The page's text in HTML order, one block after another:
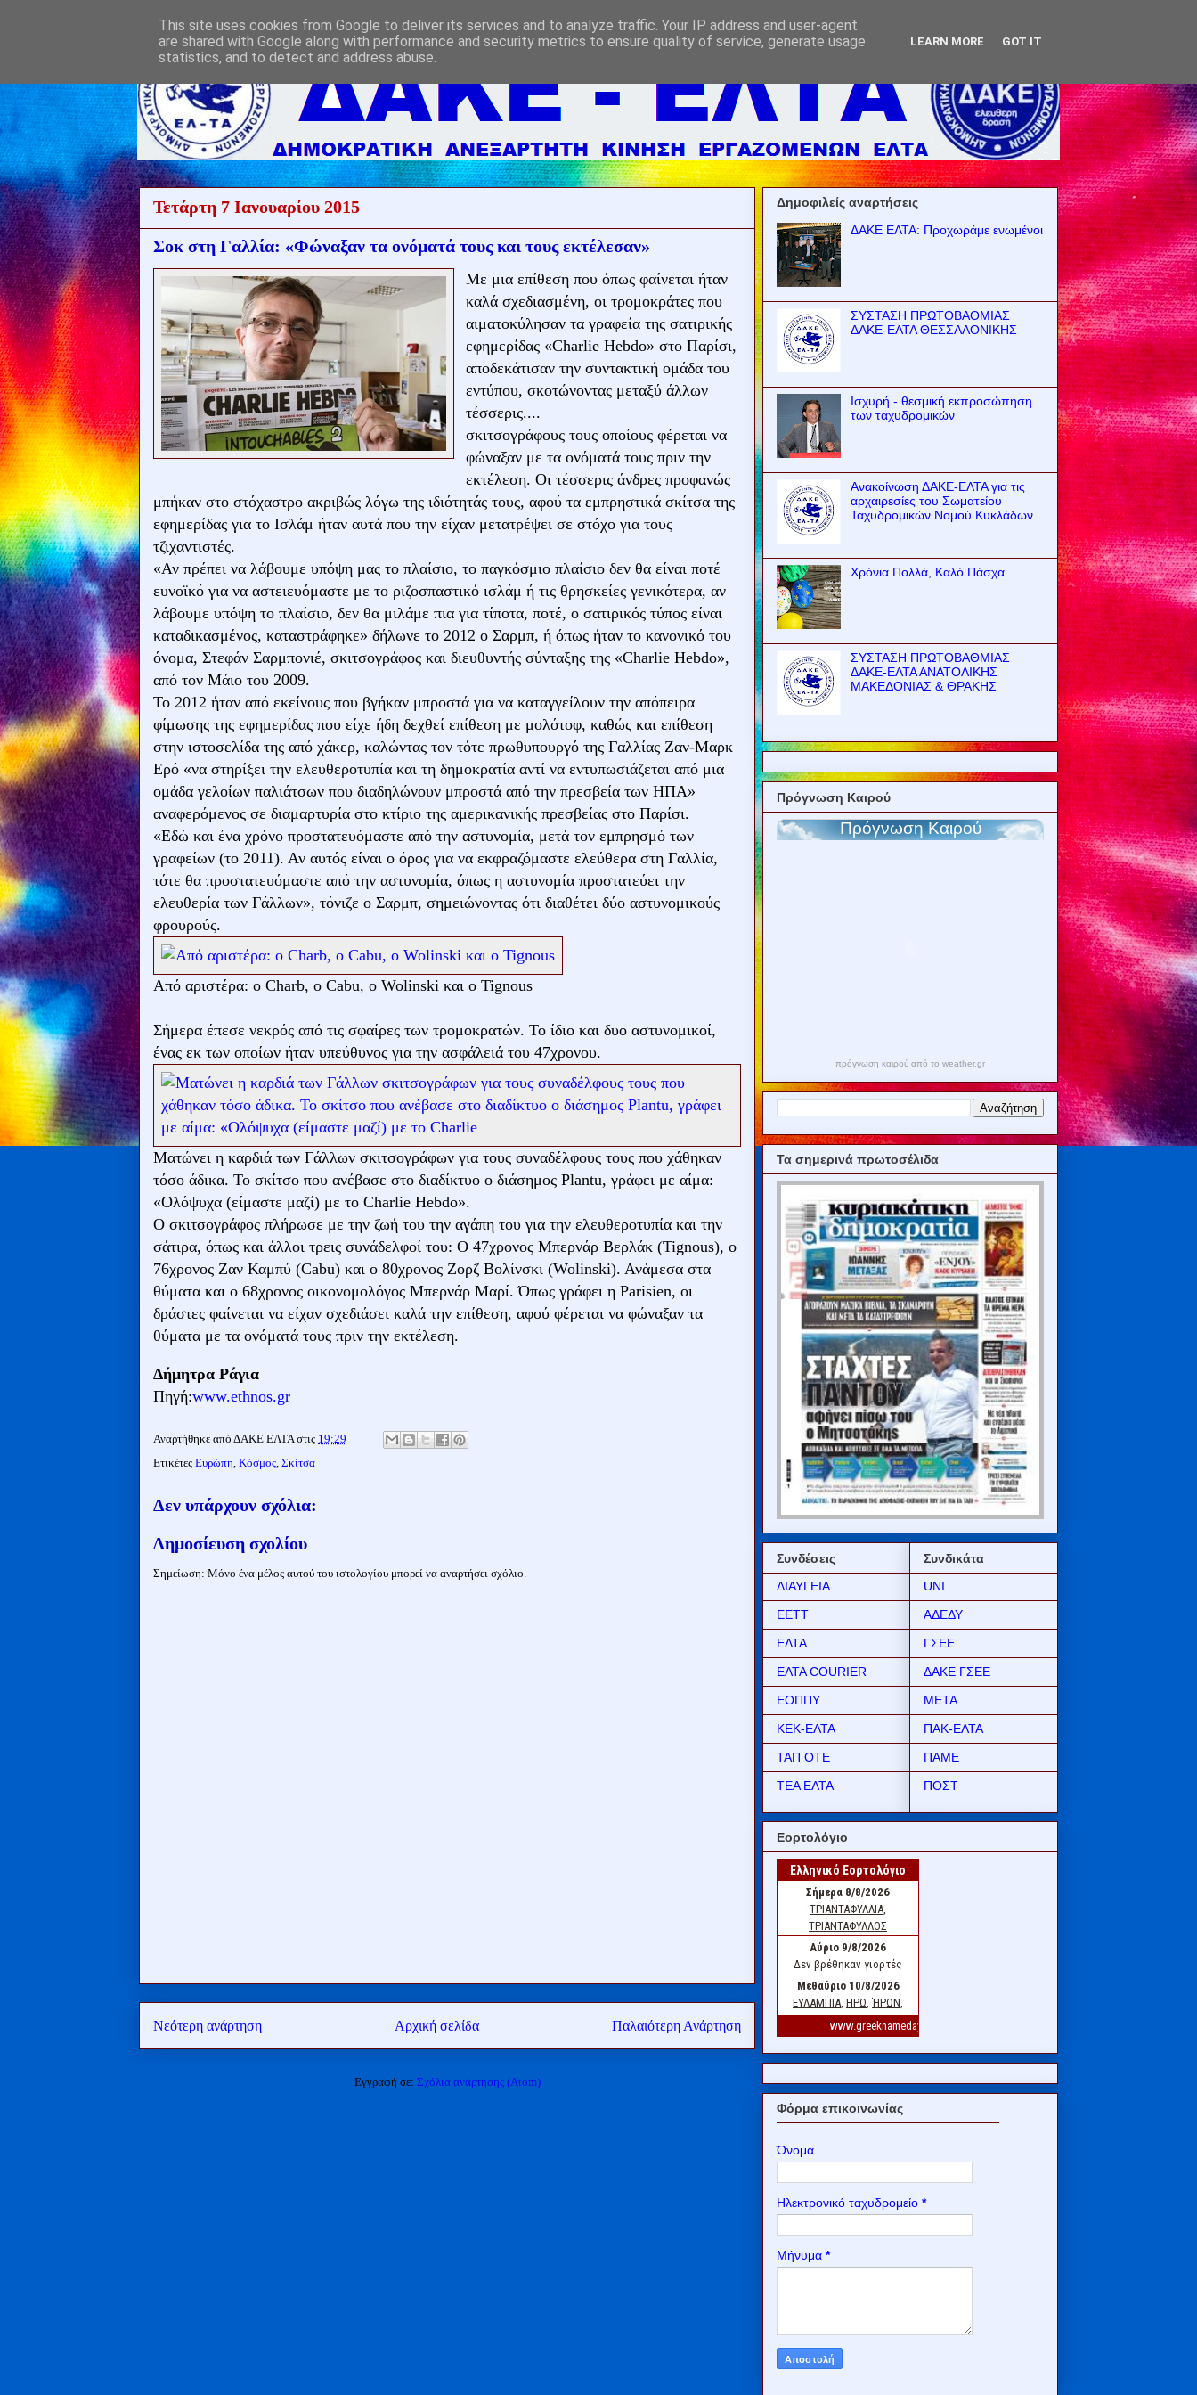
Τετάρτη 7 Ιανουαρίου 2015
Σοκ στη Γαλλία: «Φώναξαν τα ονόματά τους και τους εκτέλεσαν»
Με μια επίθεση που όπως φαίνεται ήταν
καλά σχεδιασμένη, οι τρομοκράτες που
αιματοκύλησαν τα γραφεία της σατιρικής
εφημερίδας «Charlie Hebdo» στο Παρίσι,
αποδεκάτισαν την συντακτική ομάδα του
εντύπου, σκοτώνοντας μεταξύ άλλων
τέσσερις....
σκιτσογράφους τους οποίους φέρεται να
φώναξαν με τα ονόματά τους πριν την
εκτέλεση. Οι τέσσερις άνδρες προφανώς
μπήκαν στο στόχαστρο ακριβώς λόγω της ιδιότητάς τους, αφού τα εμπρηστικά σκίτσα της
εφημερίδας για το Ισλάμ ήταν αυτά που την είχαν μετατρέψει σε στόχο για τους
τζιχαντιστές.
«Αν πρέπει να λάβουμε υπόψη μας το πλαίσιο, το παγκόσμιο πλαίσιο δεν θα είναι ποτέ
ευνοϊκό για να αστειευόμαστε με το ριζοσπαστικό ισλάμ ή τις θρησκείες γενικότερα, αν
λάβουμε υπόψη το πλαίσιο, δεν θα μιλάμε πια για τίποτα, ποτέ, ο σατιρικός τύπος είναι
καταδικασμένος, καταστράφηκε» δήλωνε το 2012 ο Σαρμπ, ή όπως ήταν το κανονικό του
όνομα, Στεφάν Σαρμπονιέ, σκιτσογράφος και διευθυντής σύνταξης της «Charlie Hebdo»,
από τον Μάιο του 2009.
Το 2012 ήταν από εκείνους που βγήκαν μπροστά για να καταγγείλουν την απόπειρα
φίμωσης της εφημερίδας που είχε ήδη δεχθεί επίθεση με μολότοφ, καθώς και επίθεση
στην ιστοσελίδα της από χάκερ, καλώντας τον τότε πρωθυπουργό της Γαλλίας Ζαν-Μαρκ
Ερό «να στηρίξει την ελευθεροτυπία και τη δημοκρατία αντί να εντυπωσιάζεται από μια
ομάδα γελοίων παλιάτσων που διαδηλώνουν μπροστά από την πρεσβεία των ΗΠΑ»
αναφερόμενος σε διαμαρτυρία στο κτίριο της αμερικανικής πρεσβείας στο Παρίσι.
«Εδώ και ένα χρόνο προστατευόμαστε από την αστυνομία, μετά τον εμπρησμό των
γραφείων (το 2011). Αν αυτός είναι ο όρος για να εκφραζόμαστε ελεύθερα στη Γαλλία,
τότε θα προστατευόμαστε από την αστυνομία, όπως η αστυνομία προστατεύει την
ελευθερία των Γάλλων», τόνιζε ο Σαρμπ, σημειώνοντας ότι διαθέτει δύο αστυνομικούς
φρουρούς.
Από αριστέρα: ο Charb, ο Cabu, o Wolinski και ο Tignous
Σήμερα έπεσε νεκρός από τις σφαίρες των τρομοκρατών. Το ίδιο και δυο αστυνομικοί,
ένας εκ των οποίων ήταν υπεύθυνος για την ασφάλειά του 47χρονου.
Ματώνει η καρδιά των Γάλλων σκιτσογράφων για τους συναδέλφους τους που χάθηκαν
τόσο άδικα. Το σκίτσο που ανέβασε στο διαδίκτυο ο διάσημος Plantu, γράφει με αίμα:
«Ολόψυχα (είμαστε μαζί) με το Charlie Hebdo».
Ο σκιτσογράφος πλήρωσε με την ζωή του την αγάπη του για την ελευθεροτυπία και την
σάτιρα, όπως και άλλοι τρεις συνάδελφοί του: Ο 47χρονος Μπερνάρ Βερλάκ (Tignous), ο
76χρονος Ζαν Καμπύ (Cabu) και ο 80χρονος Ζορζ Βολίνσκι (Wolinski). Ανάμεσα στα
θύματα και ο 68χρονος οικονομολόγος Μπερνάρ Μαρί. Όπως γράφει η Parisien, οι
δράστες φαίνεται να είχαν σχεδιάσει καλά την επίθεση, αφού φέρεται να φώναξαν τα
θύματα με τα ονόματά τους πριν την εκτέλεση.
Δήμητρα Ράγια
Πηγή:www.ethnos.gr
Αναρτήθηκε από ΔΑΚΕ ΕΛΤΑ στις 19:29
Ετικέτες Ευρώπη, Κόσμος, Σκίτσα
Δεν υπάρχουν σχόλια:
Δημοσίευση σχολίου
Σημείωση: Μόνο ένα μέλος αυτού του ιστολογίου μπορεί να αναρτήσει σχόλιο.
Νεότερη ανάρτηση Παλαιότερη Ανάρτηση
Αρχική σελίδα
Εγγραφή σε: Σχόλια ανάρτησης (Atom)
Δημοφιλείς αναρτήσεις
ΔΑΚΕ ΕΛΤΑ: Προχωράμε ενωμένοι
ΣΥΣΤΑΣΗ ΠΡΩΤΟΒΑΘΜΙΑΣ
ΔΑΚΕ-ΕΛΤΑ ΘΕΣΣΑΛΟΝΙΚΗΣ
Ισχυρή - θεσμική εκπροσώπηση
των ταχυδρομικών
Ανακοίνωση ΔΑΚΕ-ΕΛΤΑ για τις
αρχαιρεσίες του Σωματείου
Ταχυδρομικών Νομού Κυκλάδων
Χρόνια Πολλά, Καλό Πάσχα.
ΣΥΣΤΑΣΗ ΠΡΩΤΟΒΑΘΜΙΑΣ
ΔΑΚΕ-ΕΛΤΑ ΑΝΑΤΟΛΙΚΗΣ
ΜΑΚΕΔΟΝΙΑΣ & ΘΡΑΚΗΣ
Πρόγνωση Καιρού
πρόγνωση καιρού από το weather.gr
Τα σημερινά πρωτοσέλιδα
Συνδέσεις
ΔΙΑΥΓΕΙΑ
ΕΕΤΤ
ΕΛΤΑ
ΕΛΤΑ COURIER
ΕΟΠΠΥ
ΚΕΚ-ΕΛΤΑ
ΤΑΠ ΟΤΕ
ΤΕΑ ΕΛΤΑ
Συνδικάτα
UNI
ΑΔΕΔΥ
ΓΣΕΕ
ΔΑΚΕ ΓΣΕΕ
ΜΕΤΑ
ΠΑΚ-ΕΛΤΑ
ΠΑΜΕ
ΠΟΣΤ
Εορτολόγιο
Φόρμα επικοινωνίας
Όνομα
Ηλεκτρονικό ταχυδρομείο *
Μήνυμα *
This site uses cookies from Google to deliver its services and to analyze traffic. Your IP address and user-agent
are shared with Google along with performance and security metrics to ensure quality of service, generate usage
statistics, and to detect and address abuse.
LEARN MORE GOT IT